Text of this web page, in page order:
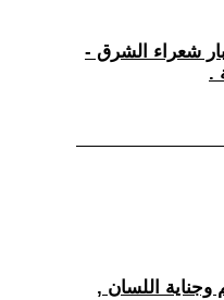
شعراء الشرق -
.
وجناية اللسان ,